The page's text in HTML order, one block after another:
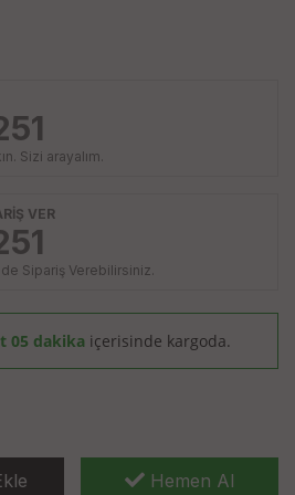
Sizi arayalım.
VER
Sipariş Verebilirsiniz.
05 dakika içerisinde kargoda.
Hemen Al